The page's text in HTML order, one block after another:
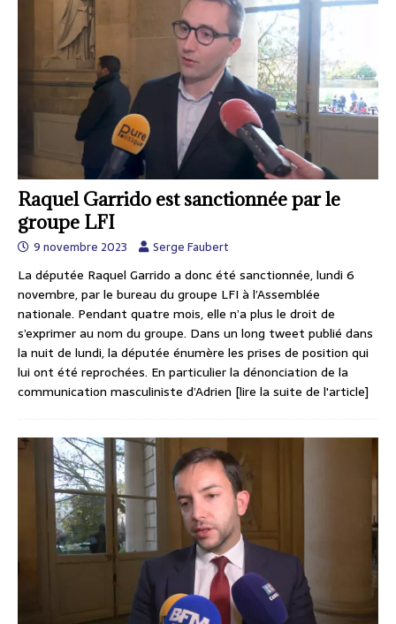
Raquel Garrido est sanctionnée par le
groupe LFI
9 novembre 2023 Serge Faubert
La députée Raquel Garrido a donc été sanctionnée, lundi 6
novembre, par le bureau du groupe LFI à l’Assemblée
nationale. Pendant quatre mois, elle n’a plus le droit de
s’exprimer au nom du groupe. Dans un long tweet publié dans
la nuit de lundi, la députée énumère les prises de position qui
lui ont été reprochées. En particulier la dénonciation de la
communication masculiniste d’Adrien [lire la suite de l'article]